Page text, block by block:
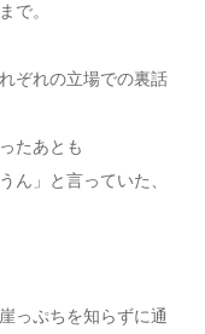
で。
ぞれの立場での裏話
たあとも
ん」と言っていた、
っぷちを知らずに通